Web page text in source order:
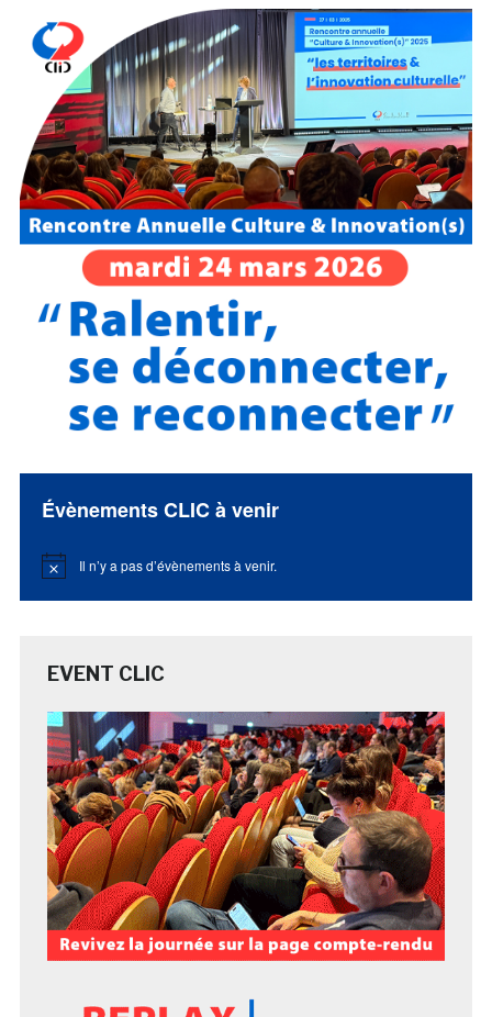
Évènements CLIC à venir
Notice Il n’y a pas d’évènements à venir.
EVENT CLIC